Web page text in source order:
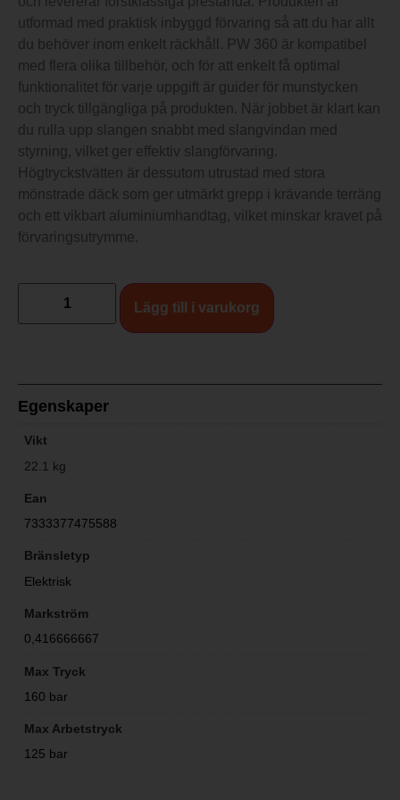
utformad med praktisk inbyggd förvaring så att du har allt
du behöver inom enkelt räckhåll. PW 360 är kompatibel
med flera olika tillbehör, och för att enkelt få optimal
funktionalitet för varje uppgift är guider för munstycken
och tryck tillgängliga på produkten. När jobbet är klart kan
du rulla upp slangen snabbt med slangvindan med
styrning, vilket ger effektiv slangförvaring.
Högtryckstvätten är dessutom utrustad med stora
mönstrade däck som ger utmärkt grepp i krävande terräng
och ett vikbart aluminiumhandtag, vilket minskar kravet på
förvaringsutrymme.
Lägg till i varukorg
Egenskaper
Vikt
22.1 kg
Ean
7333377475588
Bränsletyp
Elektrisk
Markström
0,416666667
Max Tryck
160 bar
Max Arbetstryck
125 bar